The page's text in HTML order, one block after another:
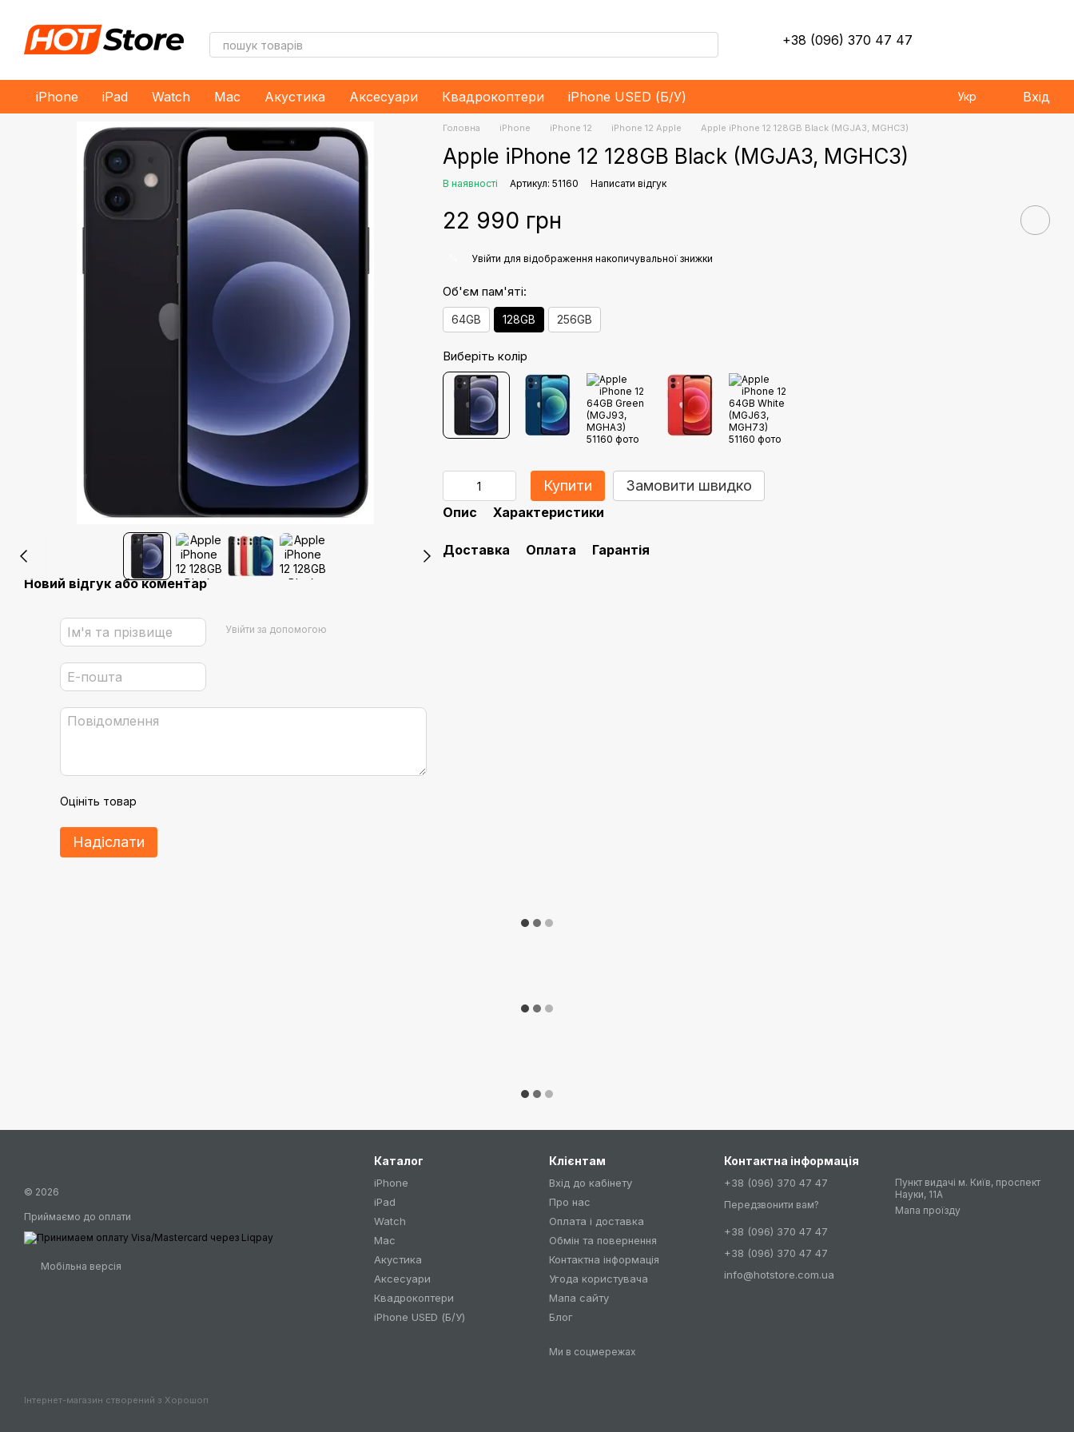
+38 (096) 370 47 47
iPhone iPad Watch Mac Акустика Аксесуари Квадрокоптери iPhone USED (Б/У) Укр Вхід
Новий відгук або коментар
Увійти за допомогою
Оцініть товар
Надіслати
Головна iPhone iPhone 12 iPhone 12 Apple Apple iPhone 12 128GB Black (MGJA3, MGHC3)
Apple iPhone 12 128GB Black (MGJA3, MGHC3)
В наявності Артикул: 51160 Написати відгук
22 990 грн
Увійти для відображення накопичувальної знижки
Об'єм пам'яті:
64GB 128GB 256GB
Виберіть колір
Купити Замовити швидко
Опис Характеристики
Доставка Оплата Гарантія
© 2026
Приймаємо до оплати
Мобільна версія
Інтернет-магазин створений з Хорошоп
Каталог
iPhone
iPad
Watch
Mac
Акустика
Аксесуари
Квадрокоптери
iPhone USED (Б/У)
Клієнтам
Вхід до кабінету
Про нас
Оплата і доставка
Обмін та повернення
Контактна інформація
Угода користувача
Мапа сайту
Блог
Ми в соцмережах
Контактна інформація
+38 (096) 370 47 47
Передзвонити вам?
+38 (096) 370 47 47
+38 (096) 370 47 47
info@hotstore.com.ua
Пункт видачі м. Київ, проспект
Науки, 11А
Мапа проїзду